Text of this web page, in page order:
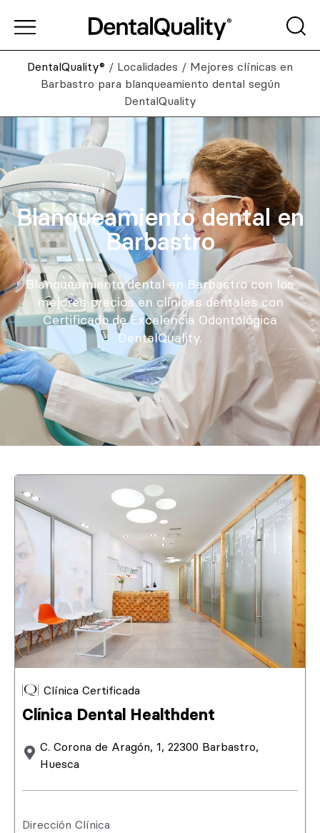
DentalQuality® / Localidades / Mejores clínicas en
Barbastro para blanqueamiento dental según
DentalQuality
Blanqueamiento dental en
Barbastro
Blanqueamiento dental en Barbastro con los
mejores precios en clínicas dentales con
Certificado de Excelencia Odontológica
DentalQuality.
Clínica Certificada
Clínica Dental Healthdent
C. Corona de Aragón, 1, 22300 Barbastro,
Huesca
Dirección Clínica